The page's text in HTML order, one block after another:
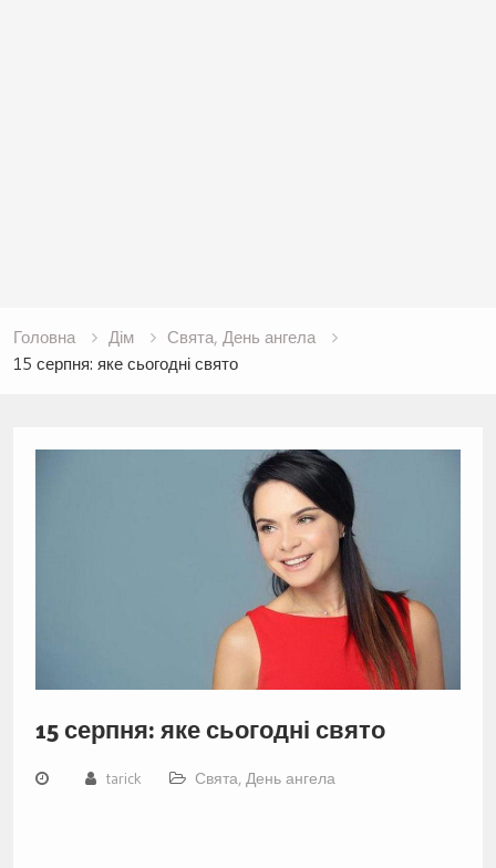
Головна Дім
Свята, День ангела
15 серпня: яке сьогодні свято
15 серпня: яке сьогодні свято
tarick Свята, День ангела